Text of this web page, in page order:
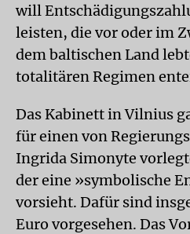
will
leisten, die vor oder im
dem baltischen Land
totalitären Regimen
Das Kabinett in Vilnius
für einen von
Ingrida Simonyte
der eine »symbolische
vorsieht. Dafür sind
Euro vorgesehen. Das